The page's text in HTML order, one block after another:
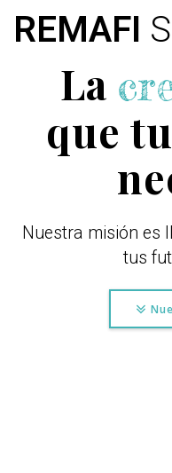
REMAFI
La
que
Nuestra misión es
tus